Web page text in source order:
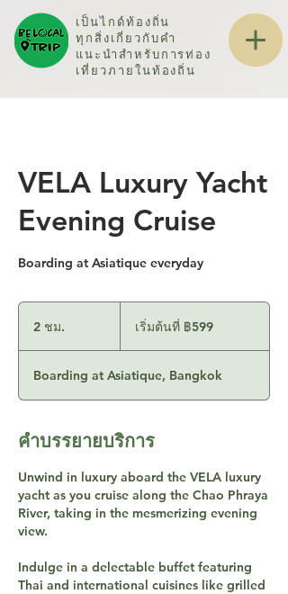
เป็นไกด์ท้องถิ่น
ทุกสิ่งเกี่ยวกับคำ
แนะนำสำหรับการท่อง
เที่ยวภายในท้องถิ่น
VELA Luxury Yacht
Evening Cruise
Boarding at Asiatique everyday
2 ชม.
ช
ม
ไทย
เริ่มต้นที่ ฿599
Boarding at Asiatique, Bangkok
คำบรรยายบริการ
Unwind in luxury aboard the VELA luxury
yacht as you cruise along the Chao Phraya
River, taking in the mesmerizing evening
view.
Indulge in a delectable buffet featuring
Thai and international cuisines like grilled